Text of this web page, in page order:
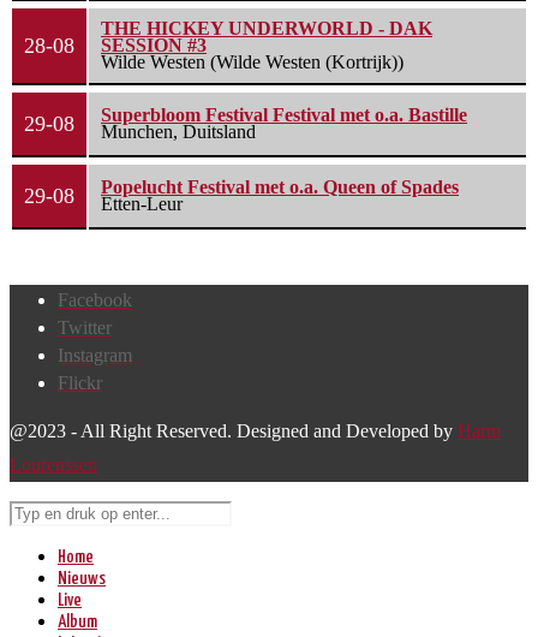
28-08
THE HICKEY UNDERWORLD - DAK
SESSION #3
Wilde Westen (Wilde Westen (Kortrijk))
29-08
Superbloom Festival Festival met o.a. Bastille
Munchen, Duitsland
29-08
Popelucht Festival met o.a. Queen of Spades
Etten-Leur
Facebook
Twitter
Instagram
Flickr
@2023 - All Right Reserved. Designed and Developed by Harm
Lourenssen
Home
Nieuws
Live
Album